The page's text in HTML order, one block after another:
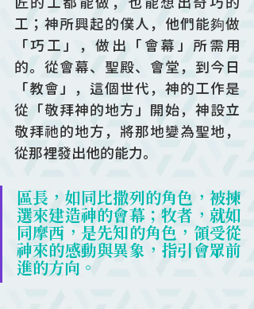
工；神所興起的僕人，他們能夠做
「巧工」，做出「會幕」所需用
的。從會幕、聖殿、會堂，到今日
「教會」，這個世代，神的工作是
從「敬拜神的地方」開始，神設立
敬拜祂的地方，將那地變為聖地，
從那裡發出他的能力。
區長，如同比撒列的角色，被揀
選來建造神的會幕；牧者，就如
同摩西，是先知的角色，領受從
神來的感動與異象，指引會眾前
進的方向。